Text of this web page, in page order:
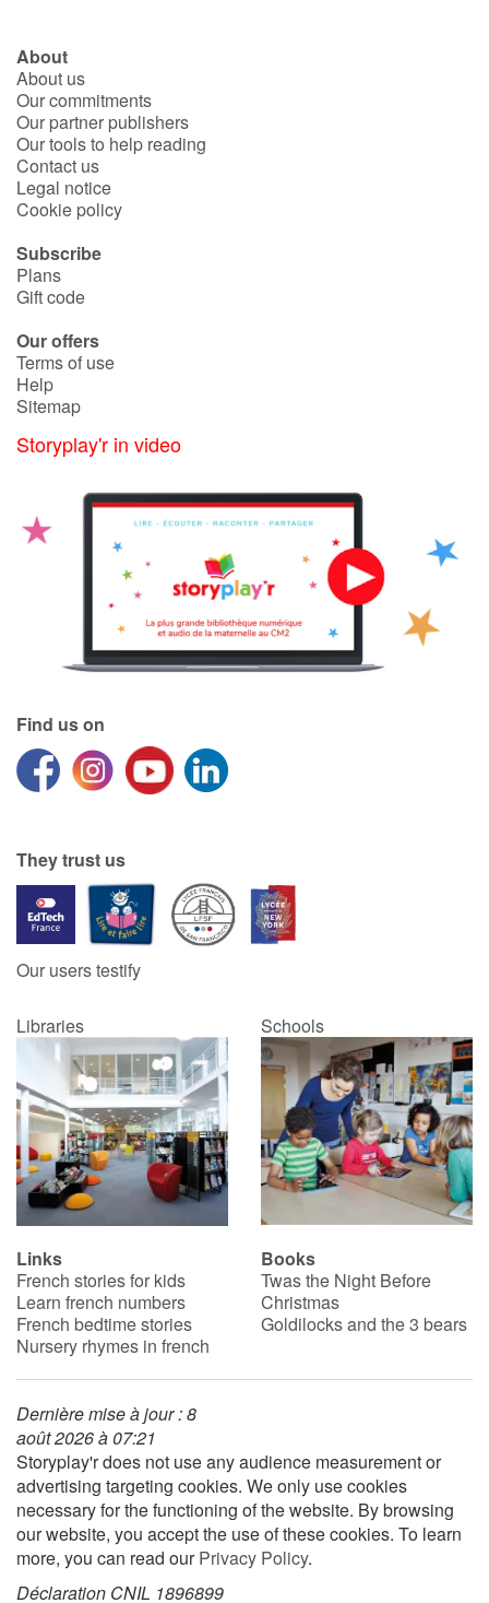
About
About us
Our commitments
Our partner publishers
Our tools to help reading
Contact us
Legal notice
Cookie policy
Subscribe
Plans
Gift code
Our offers
Terms of use
Help
Sitemap
Storyplay'r in video
Find us on
They trust us
Our users testify
Libraries Schools
Links
French stories for kids
Learn french numbers
French bedtime stories
Nursery rhymes in french
Books
Twas the Night Before
Christmas
Goldilocks and the 3 bears
Dernière mise à jour : 8
août 2026 à 07:21
Storyplay'r does not use any audience measurement or
advertising targeting cookies. We only use cookies
necessary for the functioning of the website. By browsing
our website, you accept the use of these cookies. To learn
more, you can read ourPrivacy Policy.
Déclaration CNIL 1896899